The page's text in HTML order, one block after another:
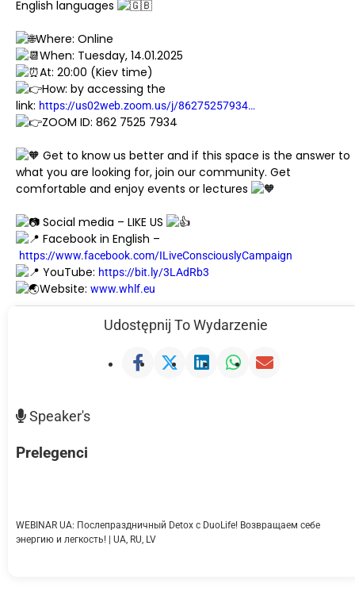
English languages
Where: Online
When: Tuesday, 14.01.2025
At: 20:00 (Kiev time)
How: by accessing the
link: https://us02web.zoom.us/j/86275257934…
ZOOM ID: 862 7525 7934
Get to know us better and if this space is the answer to
what you are looking for, join our community. Get
comfortable and enjoy events or lectures
Social media – LIKE US
Facebook in English –
https://www.facebook.com/ILiveConsciouslyCampaign
YouTube: https://bit.ly/3LAdRb3
Website: www.whlf.eu
Udostępnij To Wydarzenie
Speaker's
Prelegenci
WEBINAR UA: Послепраздничный Detox с DuoLife! Возвращаем себе
энергию и легкость! | UA, RU, LV